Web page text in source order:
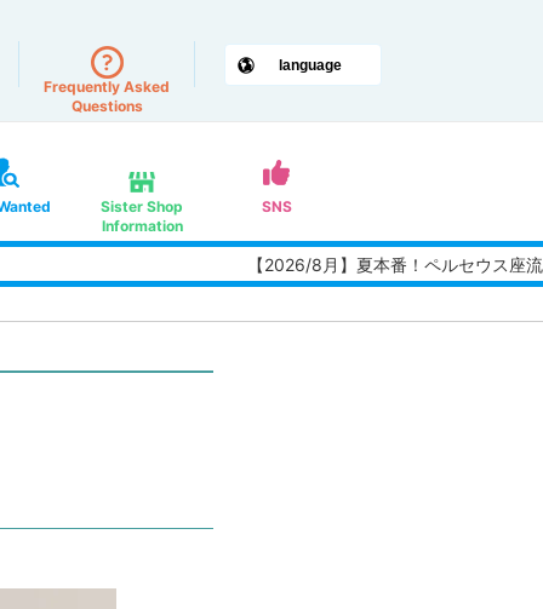
Frequently Asked
Questions
Sister Shop
Information
SNS
【2026/8月】夏本番！ペルセウス座流星群